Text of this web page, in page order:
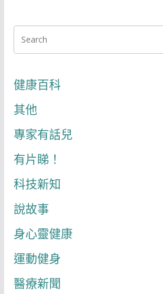
健康百科
其他
專家有話兒
有片睇！
科技新知
說故事
身心靈健康
運動健身
醫療新聞